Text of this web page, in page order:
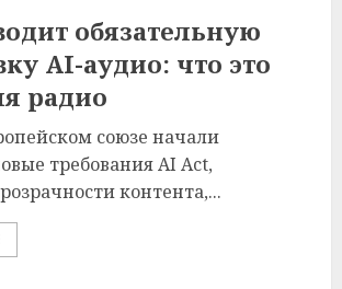
обязательную
AI-аудио: что это
радио
союзе начали
требования AI Act,
контента,...